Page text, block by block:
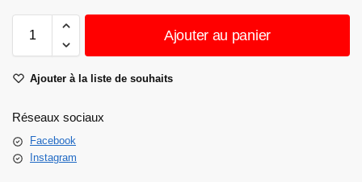
Ajouter au panier
Ajouter à la liste de souhaits
Réseaux sociaux
Facebook
Instagram